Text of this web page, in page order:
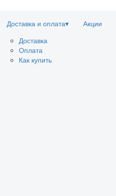
Доставка и оплата▾
Доставка
Оплата
Как купить
Акции